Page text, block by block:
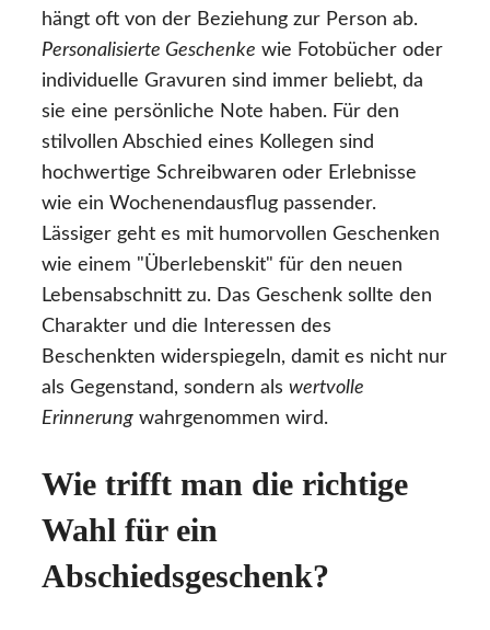
hängt oft von der Beziehung zur Person ab.
Personalisierte Geschenke wie Fotobücher oder
individuelle Gravuren sind immer beliebt, da
sie eine persönliche Note haben. Für den
stilvollen Abschied eines Kollegen sind
hochwertige Schreibwaren oder Erlebnisse
wie ein Wochenendausflug passender.
Lässiger geht es mit humorvollen Geschenken
wie einem "Überlebenskit" für den neuen
Lebensabschnitt zu. Das Geschenk sollte den
Charakter und die Interessen des
Beschenkten widerspiegeln, damit es nicht nur
als Gegenstand, sondern als wertvolle
Erinnerung wahrgenommen wird.
Wie trifft man die richtige
Wahl für ein
Abschiedsgeschenk?